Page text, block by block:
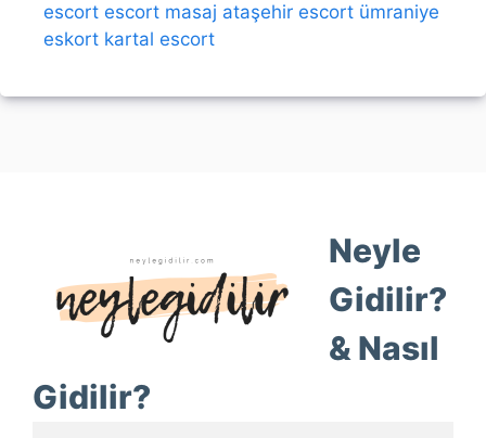
escort escort masaj ataşehir escort ümraniye
eskort kartal escort
Neyle
Gidilir?
& Nasıl
Gidilir?